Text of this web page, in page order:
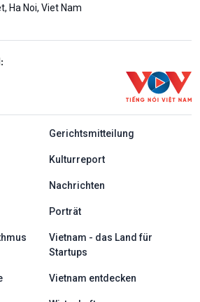
Ha Noi, Viet Nam
Đức
Gerichtsmitteilung
Kulturreport
Nachrichten
Porträt
Vietnam - das Land für
Startups
Vietnam entdecken